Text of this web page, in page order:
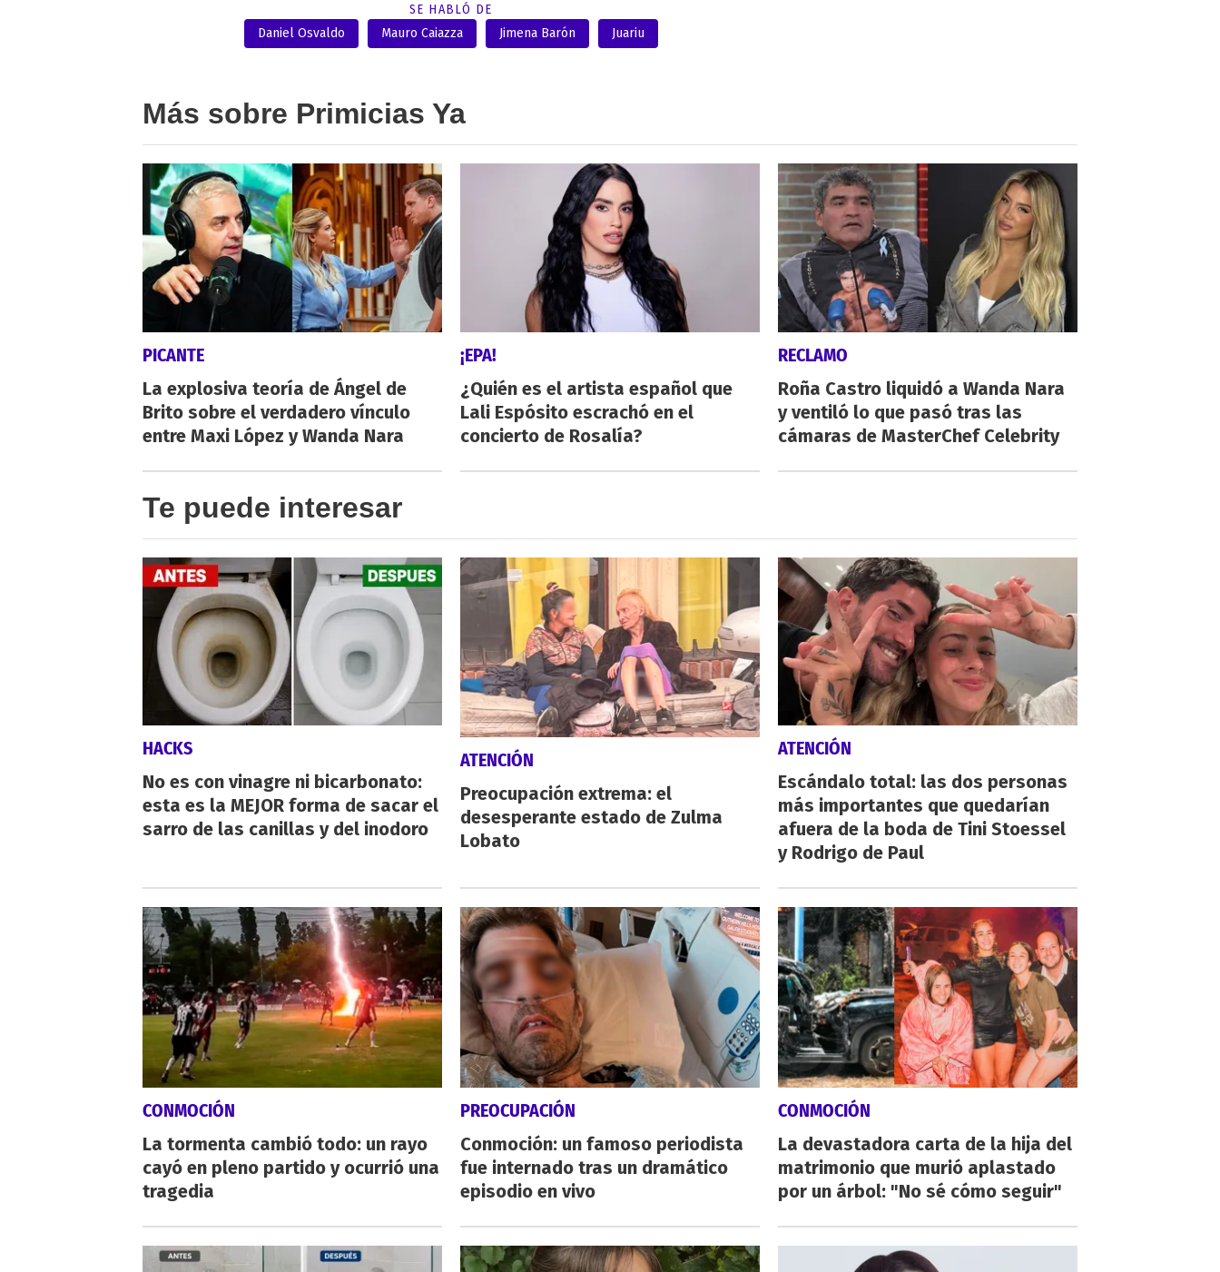
SE HABLÓ DE
Daniel Osvaldo
Mauro Caiazza Jimena Barón Juariu
Más sobre Primicias Ya
PICANTE
La explosiva teoría de Ángel de
Brito sobre el verdadero vínculo
entre Maxi López y Wanda Nara
¡EPA!
¿Quién es el artista español que
Lali Espósito escrachó en el
concierto de Rosalía?
RECLAMO
Roña Castro liquidó a Wanda Nara
y ventiló lo que pasó tras las
cámaras de MasterChef Celebrity
Te puede interesar
HACKS
No es con vinagre ni bicarbonato:
esta es la MEJOR forma de sacar el
sarro de las canillas y del inodoro
ATENCIÓN
Preocupación extrema: el
desesperante estado de Zulma
Lobato
ATENCIÓN
Escándalo total: las dos personas
más importantes que quedarían
afuera de la boda de Tini Stoessel
y Rodrigo de Paul
CONMOCIÓN
La tormenta cambió todo: un rayo
cayó en pleno partido y ocurrió una
tragedia
PREOCUPACIÓN
Conmoción: un famoso periodista
fue internado tras un dramático
episodio en vivo
CONMOCIÓN
La devastadora carta de la hija del
matrimonio que murió aplastado
por un árbol: "No sé cómo seguir"